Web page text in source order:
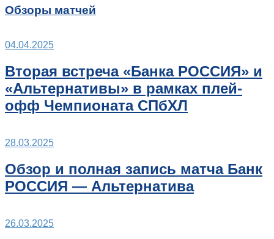
Обзоры матчей
04.04.2025
Вторая встреча «Банка РОССИЯ» и
«Альтернативы» в рамках плей-
офф Чемпионата СПбХЛ
28.03.2025
Обзор и полная запись матча Банк
РОССИЯ — Альтернатива
26.03.2025